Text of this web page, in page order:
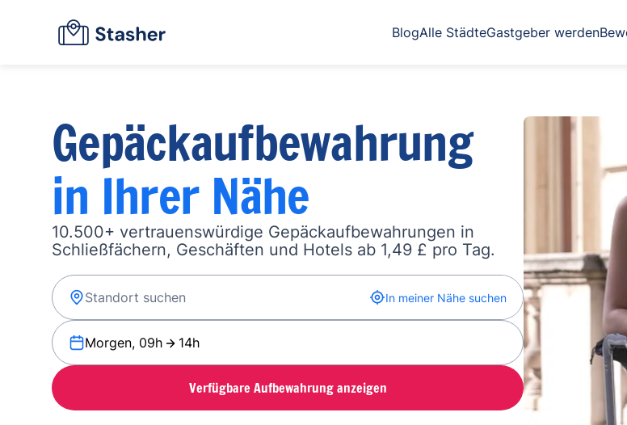
BlogAlle StädteGastgeber werden
Gepäckaufbewahrung
in Ihrer Nähe
10.500+ vertrauenswürdige Gepäckaufbewahrungen in
Schließfächern, Geschäften und Hotels ab 1,49 £ pro Tag.
In meiner Nähe suchen
Morgen, 09h 14h
Verfügbare Aufbewahrung anzeigen